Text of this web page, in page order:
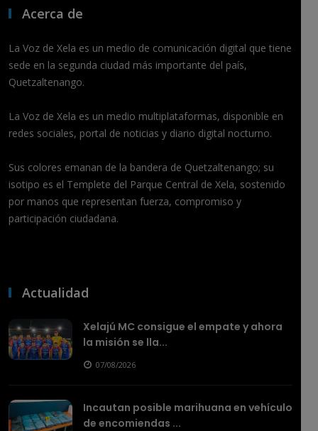
Acerca de
La Voz de Xela es un medio de comunicación digital que tiene
sede en la segunda ciudad más importante del país,
Quetzaltenango.
La Voz de Xela es un medio multiplataformas, disponible en
redes sociales, portal de noticias y diario digital nocturno.
Sus colores emanan de la bandera de Quetzaltenango; su
isotipo es el Templete del Parque Central de Xela, sostenido
por manos que representan fuerza, compromiso y
participación ciudadana.
Actualidad
Xelajú MC consigue el empate y ahora
la misión se lla...
07/08/2026
Incautan posible marihuana en vehículo
de encomiendas ...